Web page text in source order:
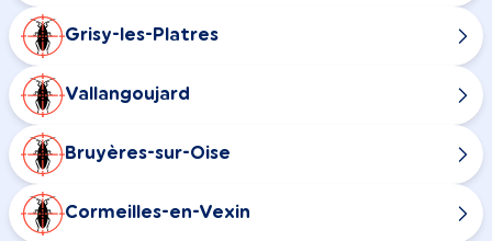
Grisy-les-Platres
Vallangoujard
Bruyères-sur-Oise
Cormeilles-en-Vexin